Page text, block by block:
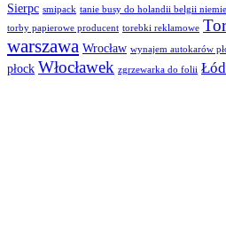
Sierpc smipack tanie busy do holandii belgii
torby papierowe producent torebki reklamowe
warszawa Wrocław wynajem autokarów
płock Włocławek zgrzewarka do folii